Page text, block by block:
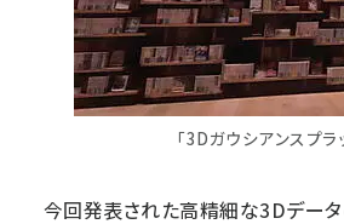
「3Dガウシアンスプ
今回発表された高精細な3Dデータ